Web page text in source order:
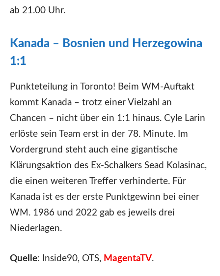
ab 21.00 Uhr.
Kanada – Bosnien und Herzegowina
1:1
Punkteteilung in Toronto! Beim WM-Auftakt
kommt Kanada – trotz einer Vielzahl an
Chancen – nicht über ein 1:1 hinaus. Cyle Larin
erlöste sein Team erst in der 78. Minute. Im
Vordergrund steht auch eine gigantische
Klärungsaktion des Ex-Schalkers Sead Kolasinac,
die einen weiteren Treffer verhinderte. Für
Kanada ist es der erste Punktgewinn bei einer
WM. 1986 und 2022 gab es jeweils drei
Niederlagen.
Quelle: Inside90, OTS, MagentaTV.